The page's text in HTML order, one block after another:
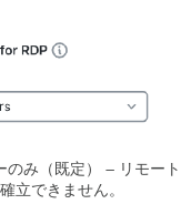
のみ（既定） – リモー
立できません。